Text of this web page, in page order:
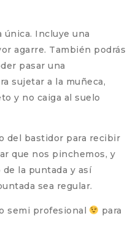
única. Incluye una
agarre. También podrás
pasar una
sujetar a la muñeca,
y no caiga al suelo
del bastidor para recibir
que nos pinchemos, y
la puntada y así
sea regular.
semi profesional
para